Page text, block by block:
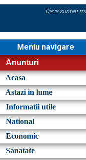
Daca sunteti
Meniu navigare
Anunturi
Acasa
Astazi in lume
Informatii utile
National
Economic
Sanatate